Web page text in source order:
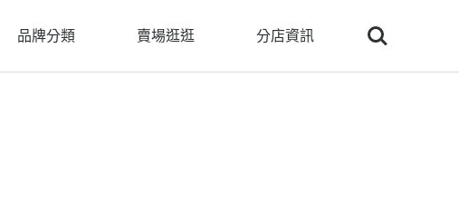
品牌分類 賣場逛逛 分店資訊
Search